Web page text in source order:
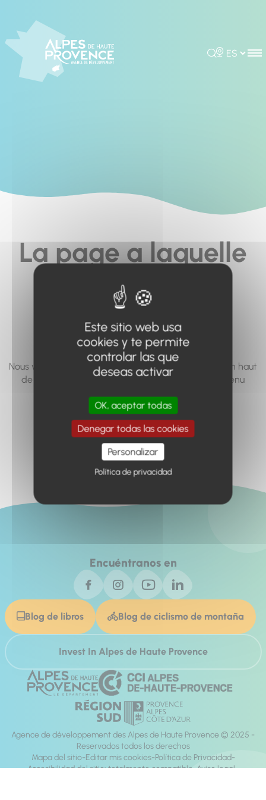
Rechercher
Choisir la
La page a laquelle
vous cherchez à
accéder n'existe
pas... ou plus.
Nous vous invitons à utiliser le moteur de recherche en haut
de page, ou à utiliser le menu pour trouver le contenu
Retour à l'accueil
Encuéntranos en
Blog de libros Blog de ciclismo de montaña
Invest In Alpes de Haute Provence
Agence de développement des Alpes de Haute Provence © 2025 -
Reservados todos los derechos
Mapa del sitio Editar mis cookies Política de Privacidad
Accesibilidad del sitio: totalmente compatible Aviso legal
Este sitio web usa
cookies y te permite
controlar las que
deseas activar
OK, aceptar todas
Denegar todas las cookies
Personalizar
Política de privacidad